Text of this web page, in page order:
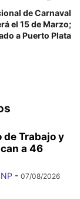
de Carnaval
el 15 de Marzo;
a Puerto Plata
de Trabajo y
a 46
- 07/08/2026